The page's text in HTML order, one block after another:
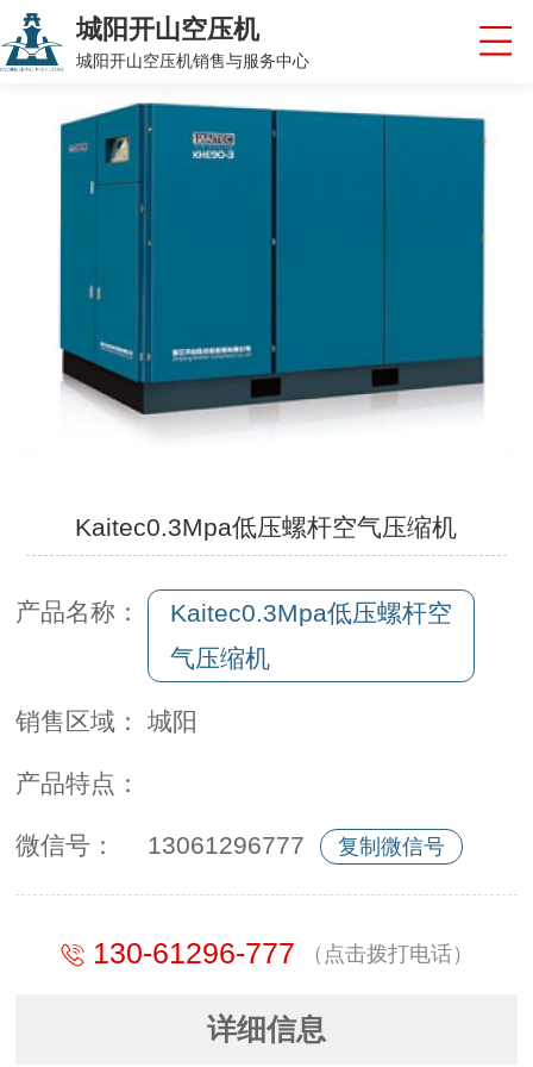
城阳开山空压机
城阳开山空压机销售与服务中心
Kaitec0.3Mpa低压螺杆空气压缩机
产品名称：
Kaitec0.3Mpa低压螺杆空
气压缩机
销售区域： 城阳
产品特点：
微信号： 13061296777 复制微信号
130-61296-777 （点击拨打电话）
详细信息